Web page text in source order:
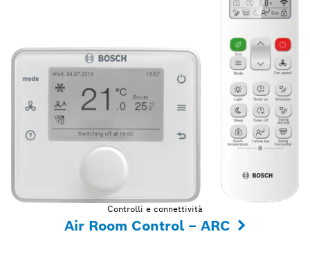
Controlli e connettività
Air Room Control – ARC